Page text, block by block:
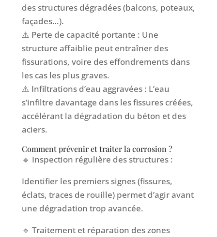
des structures dégradées (balcons, poteaux,
façades…).
⚠️ Perte de capacité portante : Une
structure affaiblie peut entraîner des
fissurations, voire des effondrements dans
les cas les plus graves.
⚠️ Infiltrations d’eau aggravées : L’eau
s’infiltre davantage dans les fissures créées,
accélérant la dégradation du béton et des
aciers.
Comment prévenir et traiter la corrosion ?
🔹 Inspection régulière des structures :
Identifier les premiers signes (fissures,
éclats, traces de rouille) permet d’agir avant
une dégradation trop avancée.
🔹 Traitement et réparation des zones